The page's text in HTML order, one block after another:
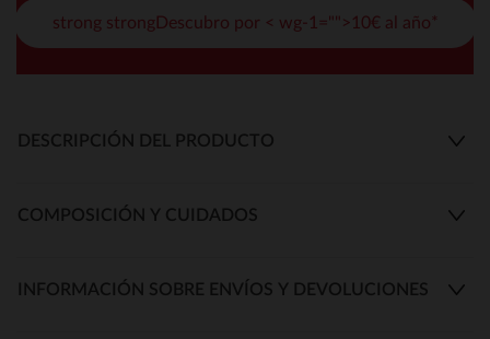
strong strongDescubro por < wg-1="">10€ al año*
DESCRIPCIÓN DEL PRODUCTO
COMPOSICIÓN Y CUIDADOS
INFORMACIÓN SOBRE ENVÍOS Y DEVOLUCIONES